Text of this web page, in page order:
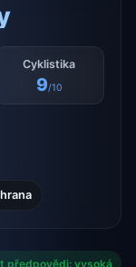
Cyklistika
9/10
předpovědi: vysoká